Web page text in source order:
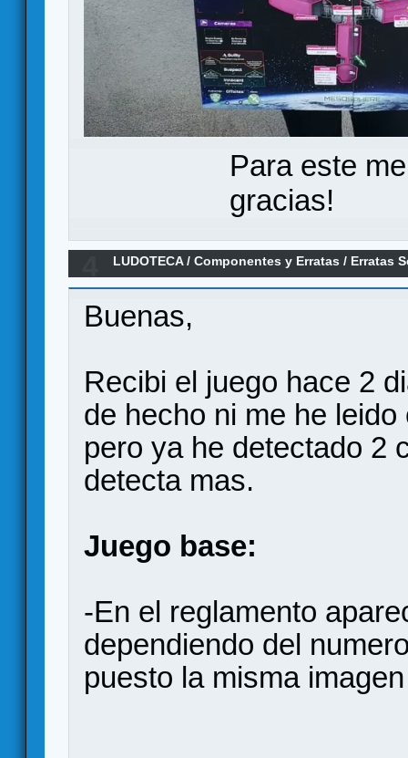
Para este
gracias!
LUDOTECA/Componentes y Erratas / Erratas
Buenas,
Recibi el juego hace 2
de hecho ni me he
pero ya he detectado 2
detecta mas.
Juego base:
-En el reglamento
dependiendo del
puesto la misma